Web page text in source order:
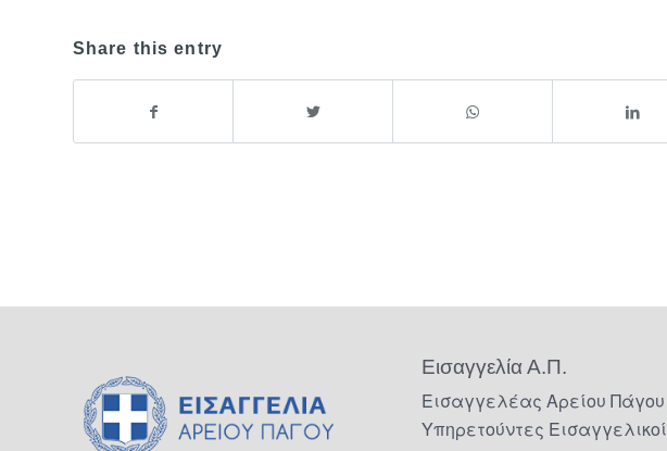
Share this entry
Εισαγγελία Α.Π.
Εισαγγελέας Αρείου Πάγου
Υπηρετούντες Εισαγγελικοί